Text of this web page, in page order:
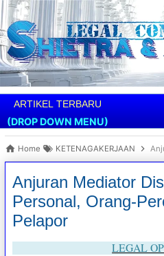
(DROP DOWN MENU)
Home KETENAGAKERJAAN
Anjuran Mediator
Personal, Orang-
Pelapor
LEGAL